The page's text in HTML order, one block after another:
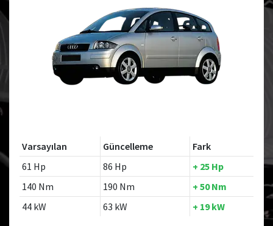
Varsayılan Güncelleme
Fark
61 Hp
86 Hp
+ 25 Hp
140 Nm
190 Nm
+ 50 Nm
44 kW
63 kW + 19 kW